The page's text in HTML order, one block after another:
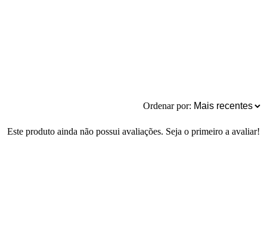
Ordenar por:
Este produto ainda não possui avaliações. Seja o primeiro a avaliar!